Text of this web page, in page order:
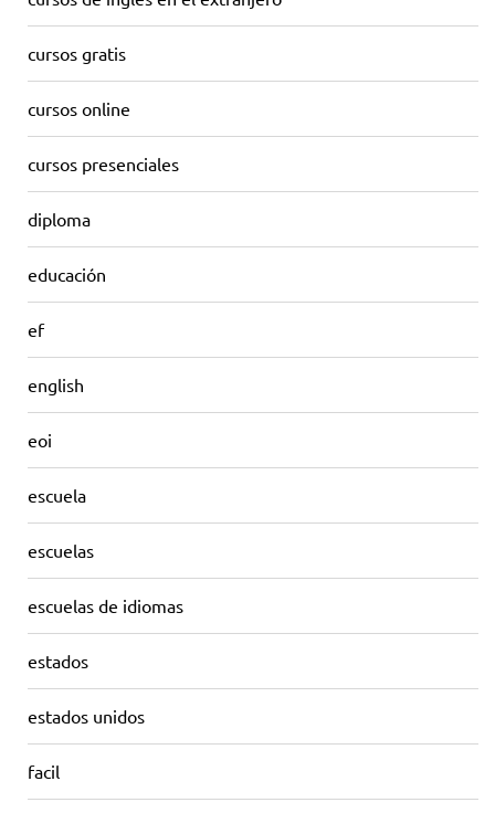
cursos gratis
cursos online
cursos presenciales
diploma
educación
ef
english
eoi
escuela
escuelas
escuelas de idiomas
estados
estados unidos
facil